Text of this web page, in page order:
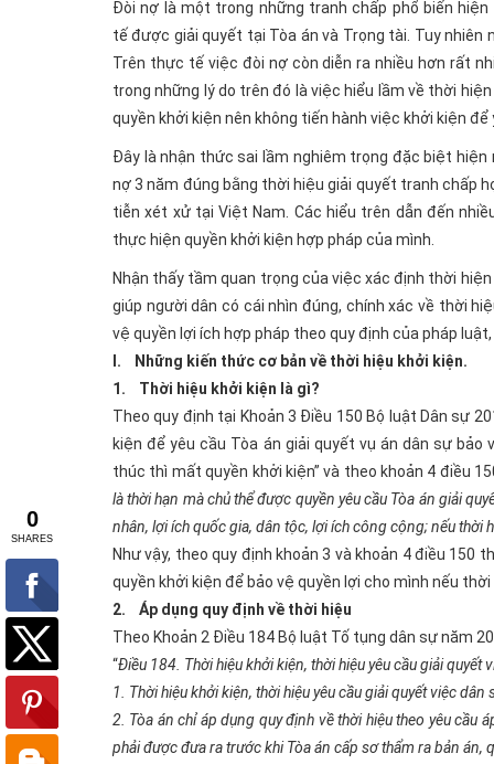
Đòi nợ là một trong những tranh chấp phổ biến
tế được giải quyết tại Tòa án và Trọng tài. Tuy
Trên thực tế việc đòi nợ còn diễn ra nhiều hơn rất
trong những lý do trên đó là việc hiểu lầm về thời
quyền khởi kiện nên không tiến hành việc khởi kiện
Đây là nhận thức sai lầm nghiêm trọng đặc biệt
nợ 3 năm đúng bằng thời hiệu giải quyết tranh chấp
tiễn xét xử tại Việt Nam. Các hiểu trên dẫn đến
thực hiện quyền khởi kiện hợp pháp của mình.
Nhận thấy tầm quan trọng của việc xác định thời
giúp người dân có cái nhìn đúng, chính xác về thời
vệ quyền lợi ích hợp pháp theo quy định của pháp
I. Những kiến thức cơ bản về thời hiệu khởi kiện.
1. Thời hiệu khởi kiện là gì?
Theo quy định tại Khoản 3 Điều 150 Bộ luật Dân sự
kiện để yêu cầu Tòa án giải quyết vụ án dân sự
thúc thì mất quyền khởi kiện” và theo khoản 4 điều
là thời hạn mà chủ thể được quyền yêu cầu Tòa án giải
nhân, lợi ích quốc gia, dân tộc, lợi ích công cộng; nếu thời
Như vậy, theo quy định khoản 3 và khoản 4 điều
quyền khởi kiện để bảo vệ quyền lợi cho mình nếu
2. Áp dụng quy định về thời hiệu
Theo Khoản 2 Điều 184 Bộ luật Tố tụng dân sự năm
“Điều 184. Thời hiệu khởi kiện, thời hiệu yêu cầu giải quyết
1. Thời hiệu khởi kiện, thời hiệu yêu cầu giải quyết việc
2. Tòa án chỉ áp dụng quy định về thời hiệu theo yêu cầu
phải được đưa ra trước khi Tòa án cấp sơ thẩm ra bản án,